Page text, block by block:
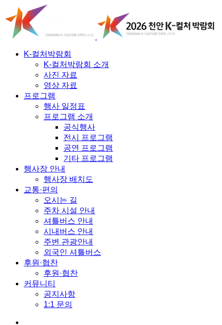
K-컬처박람회
K-컬처박람회 소개
사진 자료
영상 자료
프로그램
행사 일정표
프로그램 소개
공식행사
전시 프로그램
공연 프로그램
기타 프로그램
행사장 안내
행사장 배치도
교통·편의
오시는 길
주차 시설 안내
셔틀버스 안내
시내버스 안내
주변 관광안내
외국인 셔틀버스
후원·협찬
후원·협찬
커뮤니티
공지사항
1:1 문의